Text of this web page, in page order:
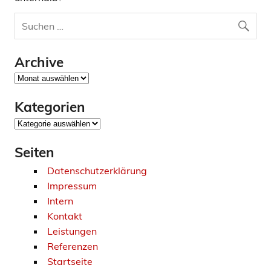
Archive
Archive
Kategorien
Kategorien
Seiten
Datenschutzerklärung
Impressum
Intern
Kontakt
Leistungen
Referenzen
Startseite